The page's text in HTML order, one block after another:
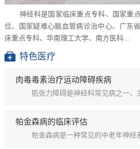
神经科是国家临床重点专科、国家重点
位、国家疑难心脑血管病诊治中心、广东
床重点专科、华南理工大学、南方医科...
特色医疗
肉毒毒素治疗运动障碍疾病
肌张力障碍是神经科常见病之一，
帕金森病的临床评估
帕金森病是一种常见的中老年神经系